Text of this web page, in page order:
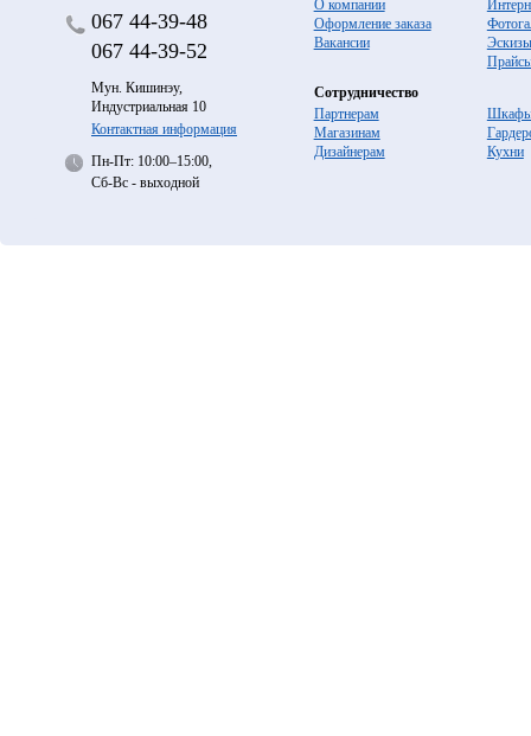
067 44-39-48
067 44-39-52
Мун. Кишинэу,
Индустриальная 10
Контактная информация
Пн-Пт: 10:00–15:00,
Сб-Вс - выходной
О компании
Оформление заказа
Вакансии
Эскизы
Сотрудничество
Партнерам
Магазинам
Дизайнерам
Кухни